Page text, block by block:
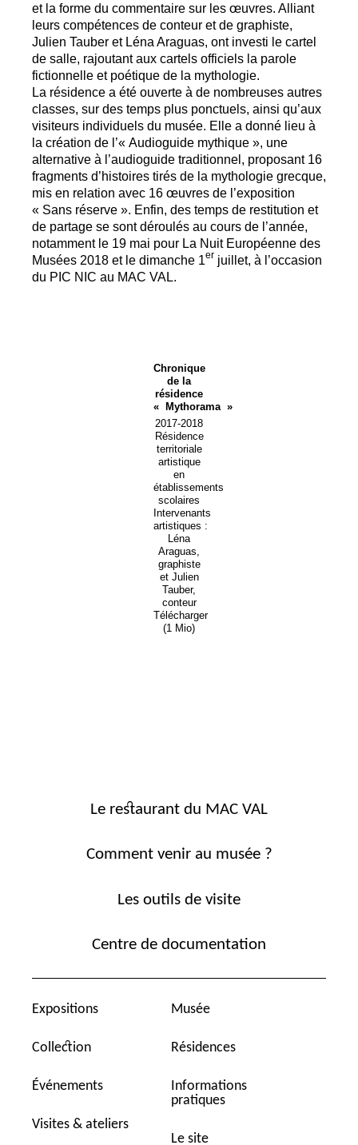
et la forme du commentaire sur les œuvres. Alliant
leurs compétences de conteur et de graphiste,
Julien Tauber et Léna Araguas, ont investi le cartel
de salle, rajoutant aux cartels officiels la parole
fictionnelle et poétique de la mythologie.
La résidence a été ouverte à de nombreuses autres
classes, sur des temps plus ponctuels, ainsi qu’aux
visiteurs individuels du musée. Elle a donné lieu à
la création de l’« Audioguide mythique », une
alternative à l’audioguide traditionnel, proposant 16
fragments d’histoires tirés de la mythologie grecque,
mis en relation avec 16 œuvres de l’exposition
« Sans réserve ». Enfin, des temps de restitution et
de partage se sont déroulés au cours de l’année,
notamment le 19 mai pour La Nuit Européenne des
Musées 2018 et le dimanche 1er juillet, à l’occasion
du PIC NIC au MAC VAL.
Chronique
de la
résidence
«
Mythorama »
2017-2018
Résidence
territoriale
artistique
en
établissements
scolaires
Intervenants
artistiques :
Léna
Araguas,
graphiste
et Julien
Tauber,
conteur
Télécharger
(1 Mio)
Le restaurant du MAC VAL
Comment venir au musée ?
Les outils de visite
Centre de documentation
Expositions
Collection
Événements
Visites & ateliers
Musée
Résidences
Informations
pratiques
Le site